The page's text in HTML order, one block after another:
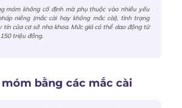
móm không cố định mà phụ thuộc vào nhiều yếu
niềng (mắc cài hay không mắc cài), tình trạng
tín của cơ sở nha khoa. Mức giá có thể dao động từ
triệu đồng.
bằng các mắc cài